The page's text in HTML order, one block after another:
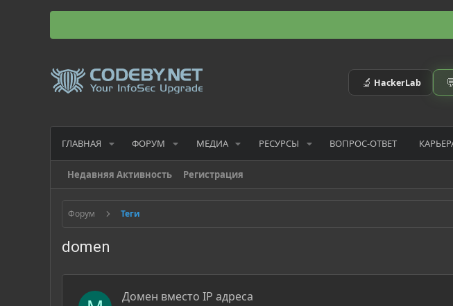
🔬 HackerLab
ГЛАВНАЯ ФОРУМ МЕДИА РЕСУРСЫ ВОПРОС-ОТВЕТ
Недавняя Активность Регистрация
Форум Теги
domen
Домен вместо IP адреса